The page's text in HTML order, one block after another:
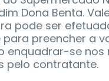
Dona Benta.
pode ser
para preencher a
enquadrar-se nos
pelo contratante.